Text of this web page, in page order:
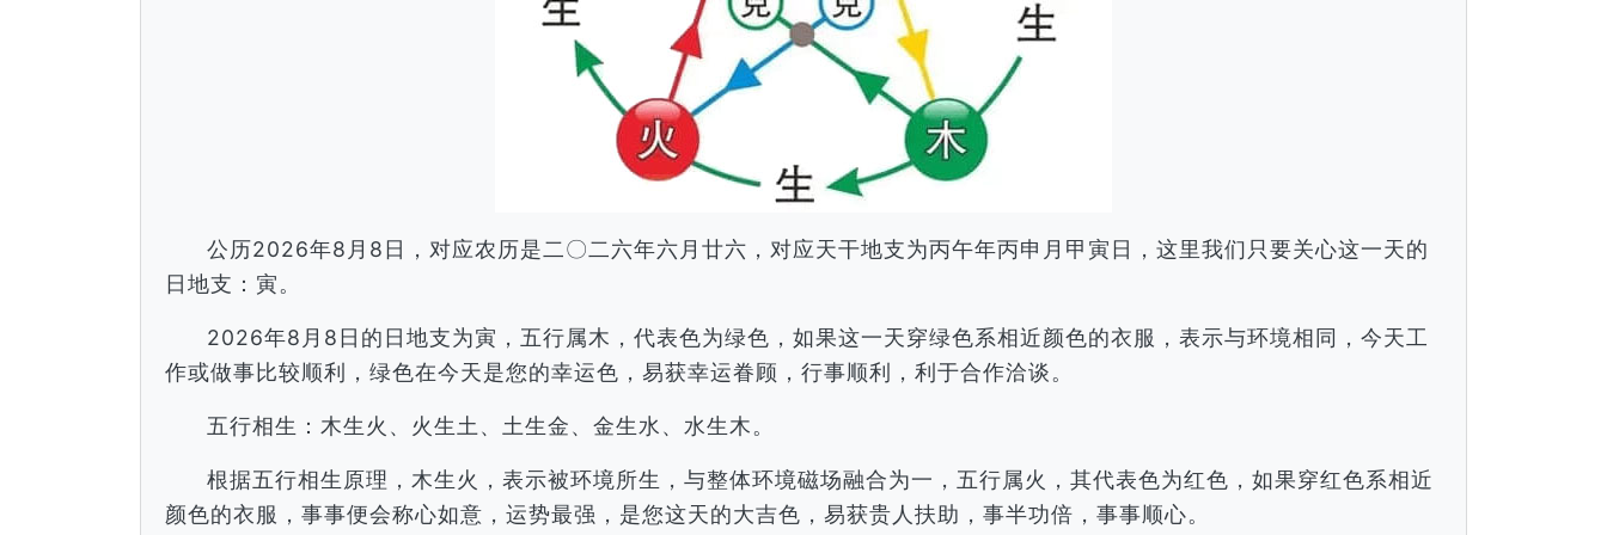
公历2026年8月8日，对应农历是二〇二六年六月廿六，对应天干地支为丙午年丙申月甲寅日，这里我们只要关心这一天的
日地支：寅。
2026年8月8日的日地支为寅，五行属木，代表色为绿色，如果这一天穿绿色系相近颜色的衣服，表示与环境相同，今天工
作或做事比较顺利，绿色在今天是您的幸运色，易获幸运眷顾，行事顺利，利于合作洽谈。
五行相生：木生火、火生土、土生金、金生水、水生木。
根据五行相生原理，木生火，表示被环境所生，与整体环境磁场融合为一，五行属火，其代表色为红色，如果穿红色系相近
颜色的衣服，事事便会称心如意，运势最强，是您这天的大吉色，易获贵人扶助，事半功倍，事事顺心。